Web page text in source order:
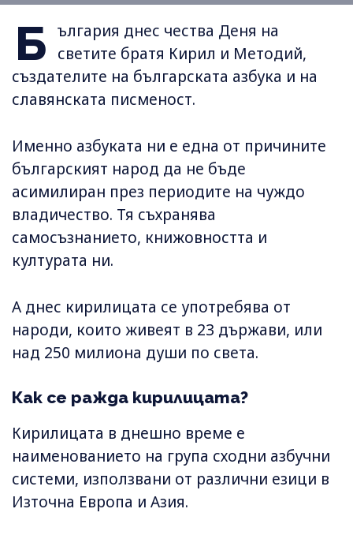
Б ългария днес чества Деня на
светите братя Кирил и Методий,
създателите на българската азбука и на
славянската писменост.
Именно азбуката ни е една от причините
българският народ да не бъде
асимилиран през периодите на чуждо
владичество. Тя съхранява
самосъзнанието, книжовността и
културата ни.
А днес кирилицата се употребява от
народи, които живеят в 23 държави, или
над 250 милиона души по света.
Как се ражда кирилицата?
Кирилицата в днешно време е
наименованието на група сходни азбучни
системи, използвани от различни езици в
Източна Европа и Азия.